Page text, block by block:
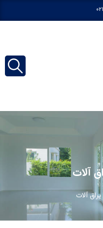
آلات
آلات